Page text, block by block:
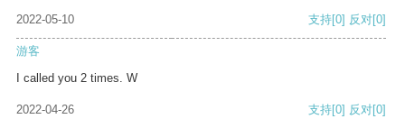
2022-05-10 支持[0] 反对[0]
游客
I called you 2 times. W
2022-04-26 支持[0] 反对[0]